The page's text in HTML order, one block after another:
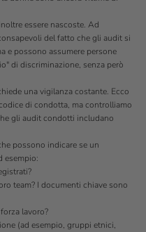
essere nascoste. Ad
del fatto che gli audit si
e possono assumere persone
di discriminazione, senza però
una vigilanza costante. Ecco
di condotta, ma controlliamo
gli audit condotti includano
possono indicare se un
esempio:
team? I documenti chiave sono
lavoro?
(ad esempio, gruppi etnici,